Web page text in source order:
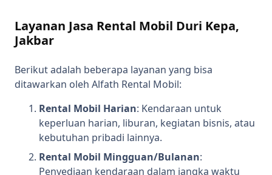
Layanan Jasa Rental Mobil Duri Kepa,
Jakbar
Berikut adalah beberapa layanan yang bisa
ditawarkan oleh Alfath Rental Mobil:
Rental Mobil Harian: Kendaraan untuk
keperluan harian, liburan, kegiatan bisnis, atau
kebutuhan pribadi lainnya.
Rental Mobil Mingguan/Bulanan:
Penyediaan kendaraan dalam jangka waktu